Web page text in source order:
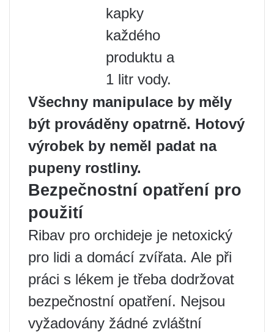
kapky
každého
produktu a
1 litr vody.
Všechny manipulace by měly
být prováděny opatrně. Hotový
výrobek by neměl padat na
pupeny rostliny.
Bezpečnostní opatření pro
použití
Ribav pro orchideje je netoxický
pro lidi a domácí zvířata. Ale při
práci s lékem je třeba dodržovat
bezpečnostní opatření. Nejsou
vyžadovány žádné zvláštní